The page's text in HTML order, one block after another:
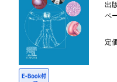
出
ペ
定